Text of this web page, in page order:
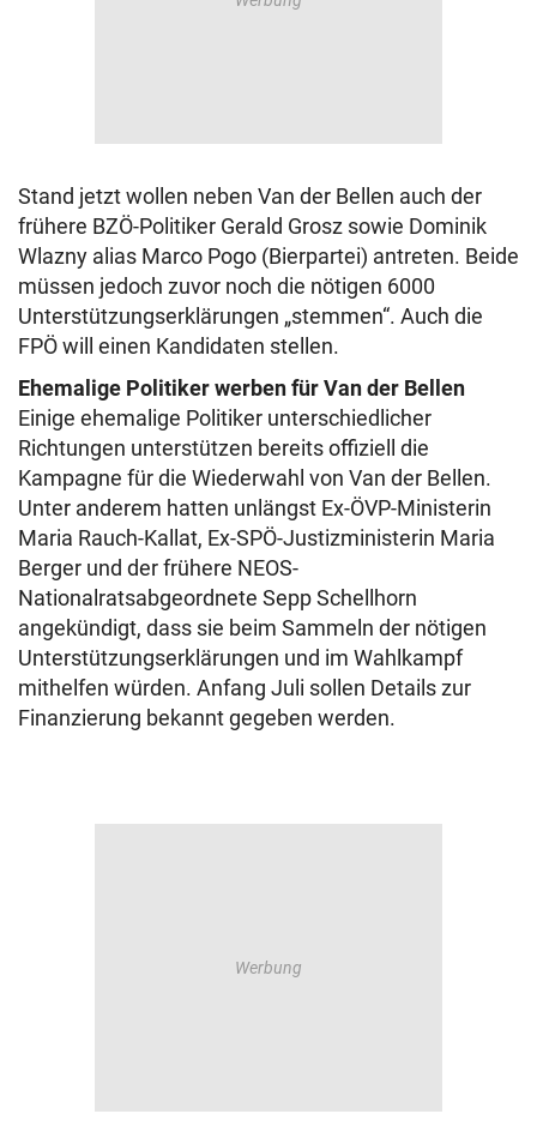
Stand jetzt wollen neben Van der Bellen auch der
frühere BZÖ-Politiker Gerald Grosz sowie Dominik
Wlazny alias Marco Pogo (Bierpartei) antreten. Beide
müssen jedoch zuvor noch die nötigen 6000
Unterstützungserklärungen „stemmen“. Auch die
FPÖ will einen Kandidaten stellen.
Ehemalige Politiker werben für Van der Bellen
Einige ehemalige Politiker unterschiedlicher
Richtungen unterstützen bereits offiziell die
Kampagne für die Wiederwahl von Van der Bellen.
Unter anderem hatten unlängst Ex-ÖVP-Ministerin
Maria Rauch-Kallat, Ex-SPÖ-Justizministerin Maria
Berger und der frühere NEOS-
Nationalratsabgeordnete Sepp Schellhorn
angekündigt, dass sie beim Sammeln der nötigen
Unterstützungserklärungen und im Wahlkampf
mithelfen würden. Anfang Juli sollen Details zur
Finanzierung bekannt gegeben werden.